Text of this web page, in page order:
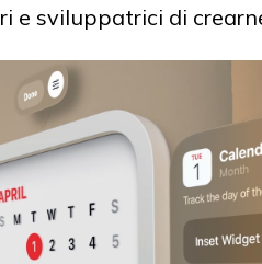
e sviluppatrici di